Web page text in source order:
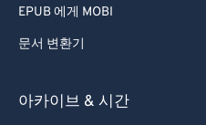
EPUB 에게 MOBI
문서 변환기
아카이브 & 시간